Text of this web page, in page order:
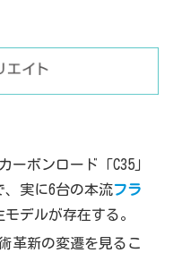
ーボンロード「C35」
、実に6台の本流フラ
モデルが存在する。
革新の変遷を見るこ